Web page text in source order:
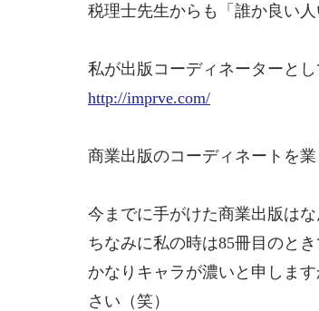
税理士先生からも「誰か良い
私が出版コーディネーターとし
http://imprve.com/
商業出版のコーディネートを
今までに手がけた商業出版はな
ちなみに私の時は85冊目のとき
かなりキャラが濃いと申しま
さい（笑）